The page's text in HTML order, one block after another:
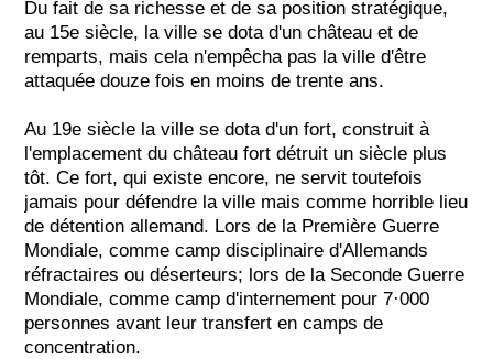
Du fait de sa richesse et de sa position stratégique,
au 15e siècle, la ville se dota d'un château et de
remparts, mais cela n'empêcha pas la ville d'être
attaquée douze fois en moins de trente ans.
Au 19e siècle la ville se dota d'un fort, construit à
l'emplacement du château fort détruit un siècle plus
tôt. Ce fort, qui existe encore, ne servit toutefois
jamais pour défendre la ville mais comme horrible lieu
de détention allemand. Lors de la Première Guerre
Mondiale, comme camp disciplinaire d'Allemands
réfractaires ou déserteurs; lors de la Seconde Guerre
Mondiale, comme camp d'internement pour 7·000
personnes avant leur transfert en camps de
concentration.